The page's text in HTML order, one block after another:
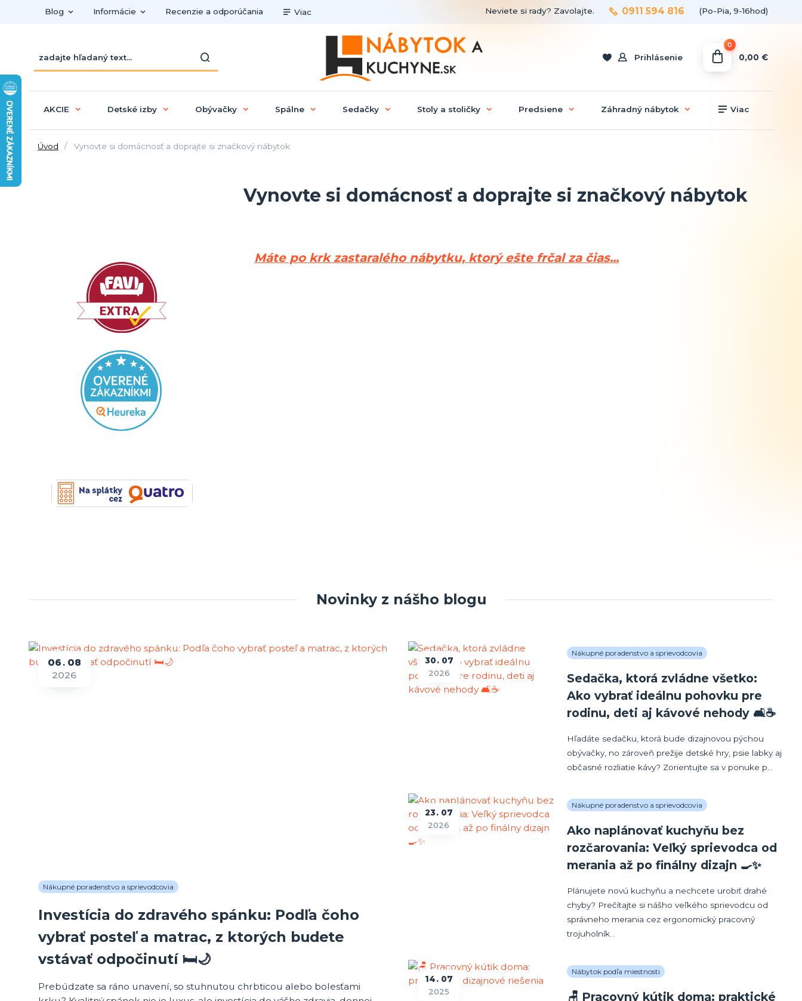
Blog Informácie Recenzie a odporúčania Viac
Prihlásenie
Neviete si rady? Zavolajte. 0911 594 816 (Po-Pia, 9-16hod)
0
0,00 €
AKCIE Detské izby Obývačky Spálne Sedačky Stoly a stoličky Predsiene Záhradný nábytok Viac
Úvod Vynovte si domácnosť a doprajte si značkový nábytok
Vynovte si domácnosť a doprajte si značkový nábytok
Máte po krk zastaralého nábytku, ktorý ešte frčal za čias...
Novinky z nášho blogu
06
08
2026
Nákupné poradenstvo a sprievodcovia
Investícia do zdravého spánku: Podľa čoho
vybrať posteľ a matrac, z ktorých budete
vstávať odpočinutí 🛏️🌙
Prebúdzate sa ráno unavení, so stuhnutou chrbticou alebo bolesťami
30
07
2026
Nákupné poradenstvo a sprievodcovia
Sedačka, ktorá zvládne všetko:
Ako vybrať ideálnu pohovku pre
rodinu, deti aj kávové nehody 🛋️☕
Hľadáte sedačku, ktorá bude dizajnovou pýchou
obývačky, no zároveň prežije detské hry, psie labky aj
občasné rozliatie kávy? Zorientujte sa v ponuke p...
23
07
2026
Nákupné poradenstvo a sprievodcovia
Ako naplánovať kuchyňu bez
rozčarovania: Veľký sprievodca od
merania až po finálny dizajn 🍳✨
Plánujete novú kuchyňu a nechcete urobiť drahé
chyby? Prečítajte si nášho veľkého sprievodcu od
správneho merania cez ergonomický pracovný
trojuholník...
14
07
2025
Nábytok podľa miestnosti
🪑 Pracovný kútik doma: praktické